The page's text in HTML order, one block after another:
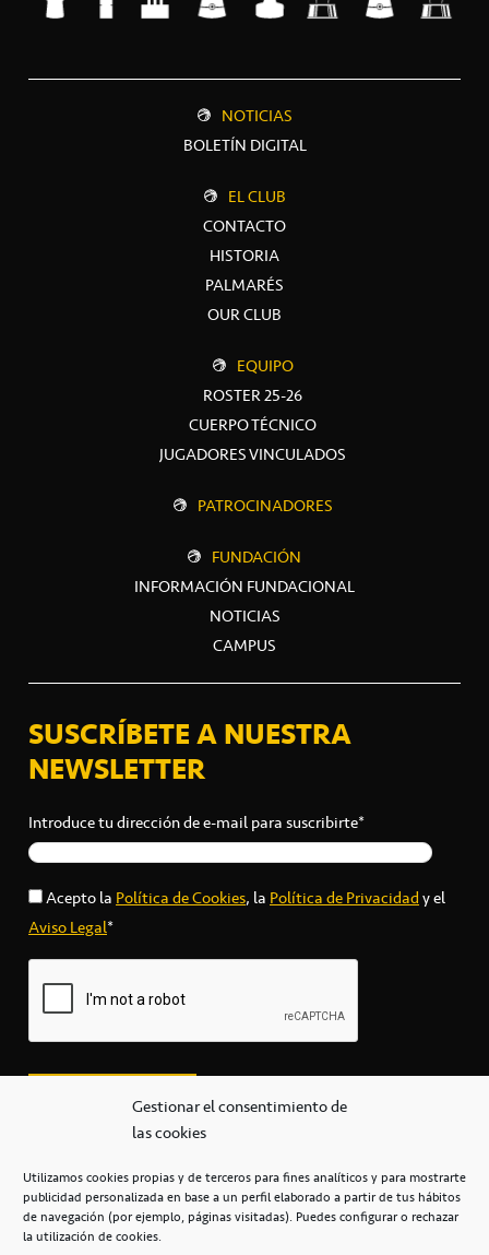
Gestionar el consentimiento de
las cookies
Utilizamos cookies propias y de terceros para fines analíticos y para mostrarte
publicidad personalizada en base a un perfil elaborado a partir de tus hábitos
de navegación (por ejemplo, páginas visitadas). Puedes configurar o rechazar
la utilización de cookies.
NOTICIAS
BOLETÍN DIGITAL
EL CLUB
CONTACTO
HISTORIA
PALMARÉS
OUR CLUB
EQUIPO
ROSTER 25-26
CUERPO TÉCNICO
JUGADORES VINCULADOS
PATROCINADORES
FUNDACIÓN
INFORMACIÓN FUNDACIONAL
NOTICIAS
CAMPUS
SUSCRÍBETE A NUESTRA
NEWSLETTER
Introduce tu dirección de e-mail para suscribirte*
Acepto laPolítica de Cookies, laPolítica de Privacidady el
Aviso Legal*
secretaria@cbcanarias.es
+34 922 253 684